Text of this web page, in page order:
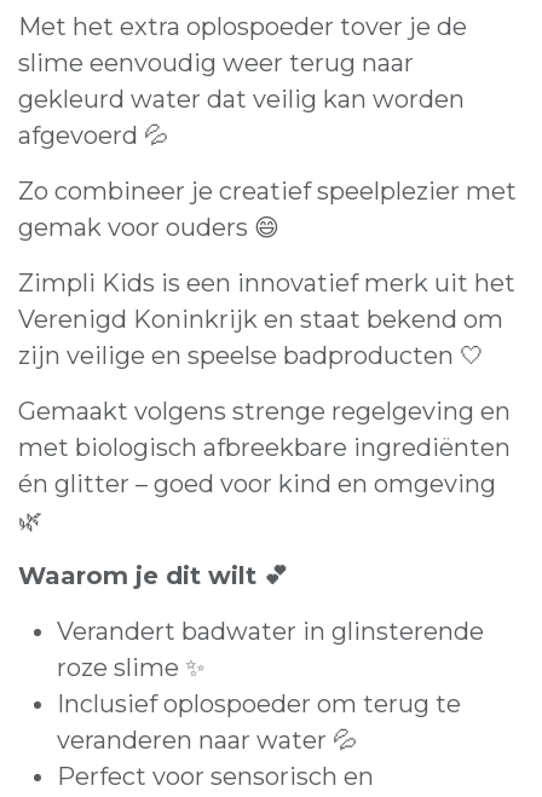
Met het extra oplospoeder tover je de
slime eenvoudig weer terug naar
gekleurd water dat veilig kan worden
afgevoerd 💦
Zo combineer je creatief speelplezier met
gemak voor ouders 😄
Zimpli Kids is een innovatief merk uit het
Verenigd Koninkrijk en staat bekend om
zijn veilige en speelse badproducten 🤍
Gemaakt volgens strenge regelgeving en
met biologisch afbreekbare ingrediënten
én glitter – goed voor kind en omgeving
🌿
Waarom je dit wilt 💕
Verandert badwater in glinsterende
roze slime ✨
Inclusief oplospoeder om terug te
veranderen naar water 💦
Perfect voor sensorisch en